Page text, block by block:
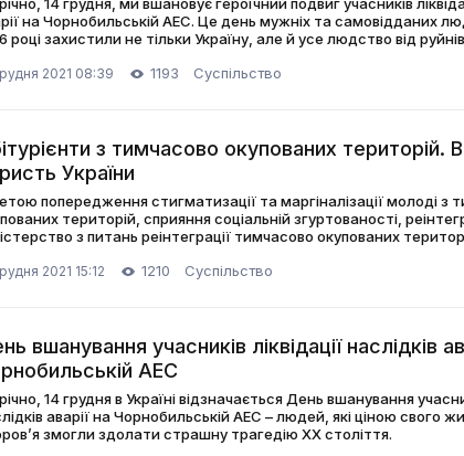
на Чорнобильській АЕС. Це день мужніх та самовідданих
році захистили не тільки Україну, але й усе людство від
2021 08:39 1193 Суспільство
з тимчасово окупованих територій.
України
попередження стигматизації та маргіналізації молоді з
територій, сприяння соціальній згуртованості,
з питань реінтеграції тимчасово окупованих
2021 15:12 1210 Суспільство
вшанування учасників ліквідації наслідків
АЕС
14 грудня в Україні відзначається День вшанування
аварії на Чорнобильській АЕС – людей, які ціною свого
змогли здолати страшну трагедію ХХ століття.